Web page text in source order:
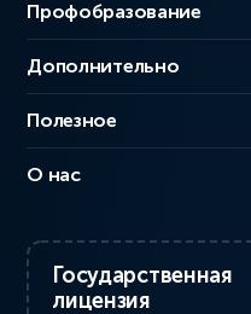
Профобразование
Дополнительно
Полезное
О нас
Государственная
лицензия